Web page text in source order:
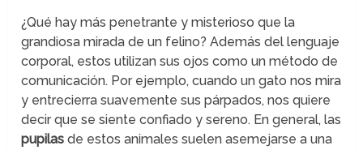
¿Qué hay más penetrante y misterioso que la
grandiosa mirada de un felino? Además del lenguaje
corporal, estos utilizan sus ojos como un método de
comunicación. Por ejemplo, cuando un gato nos mira
y entrecierra suavemente sus párpados, nos quiere
decir que se siente confiado y sereno. En general, las
pupilasde estos animales suelen asemejarse a una